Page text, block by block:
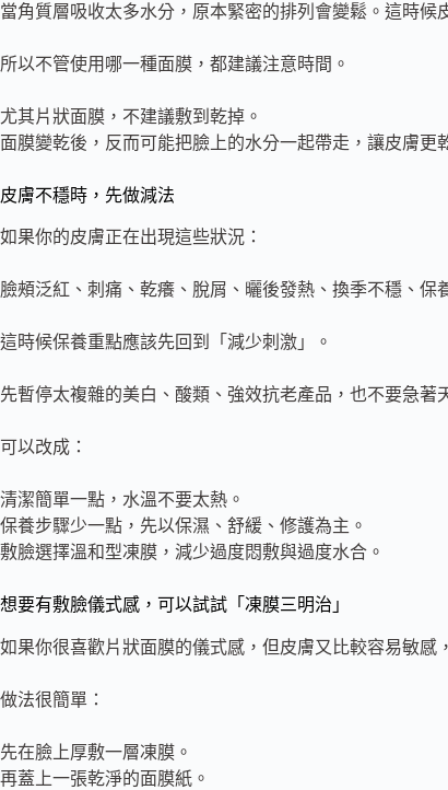
當角質層吸收太多水分，原本緊密的排列會變鬆。這時候
所以不管使用哪一種面膜，都建議注意時間。
尤其片狀面膜，不建議敷到乾掉。
面膜變乾後，反而可能把臉上的水分一起帶走，讓皮膚更
皮膚不穩時，先做減法
如果你的皮膚正在出現這些狀況：
臉頰泛紅、刺痛、乾癢、脫屑、曬後發熱、換季不穩、保
這時候保養重點應該先回到「減少刺激」。
先暫停太複雜的美白、酸類、強效抗老產品，也不要急著
可以改成：
清潔簡單一點，水溫不要太熱。
保養步驟少一點，先以保濕、舒緩、修護為主。
敷臉選擇溫和型凍膜，減少過度悶敷與過度水合。
想要有敷臉儀式感，可以試試「凍膜三明治」
如果你很喜歡片狀面膜的儀式感，但皮膚又比較容易敏感
做法很簡單：
先在臉上厚敷一層凍膜。
再蓋上一張乾淨的面膜紙。